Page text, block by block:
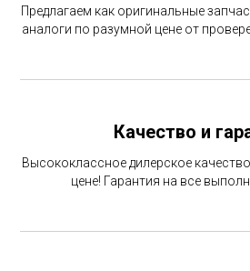
Предлагаем как оригинальные
аналоги по разумной цене от
Качество и
Высококлассное дилерское
цене! Гарантия на все